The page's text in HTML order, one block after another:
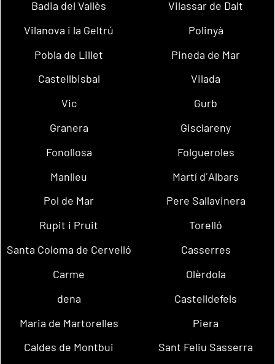
Badia del Vallès
Vilassar de Dalt
Vilanova i la Geltrú
Polinyà
Pobla de Lillet
Pineda de Mar
Castellbisbal
Vilada
Vic
Gurb
Granera
Gisclareny
Fonollosa
Folgueroles
Manlleu
Martí d´Albars
Pol de Mar
Pere Sallavinera
Rupit i Pruit
Torelló
Santa Coloma de Cervelló
Casserres
Carme
Olèrdola
dena
Castelldefels
Maria de Martorelles
Piera
Caldes de Montbui
Sant Feliu Sasserra